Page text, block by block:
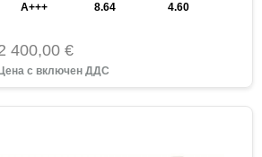
A+++ 8.64 4.60
400,00 €